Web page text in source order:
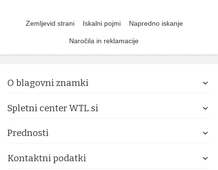
Zemljevid strani Iskalni pojmi Napredno iskanje
Naročila in reklamacije
O blagovni znamki
Spletni center WTL.si
Prednosti
Kontaktni podatki